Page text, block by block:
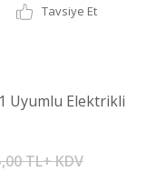
Tavsiye Et
Uyumlu Elektrikli
TL+ KDV